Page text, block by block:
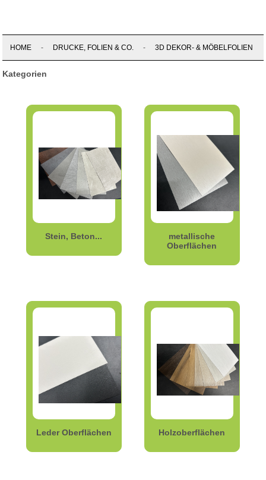
HOME - DRUCKE, FOLIEN & CO. - 3D DEKOR- & MÖBELFOLIEN
Kategorien
Stein, Beton...
metallische
Oberflächen
Leder Oberflächen Holzoberflächen